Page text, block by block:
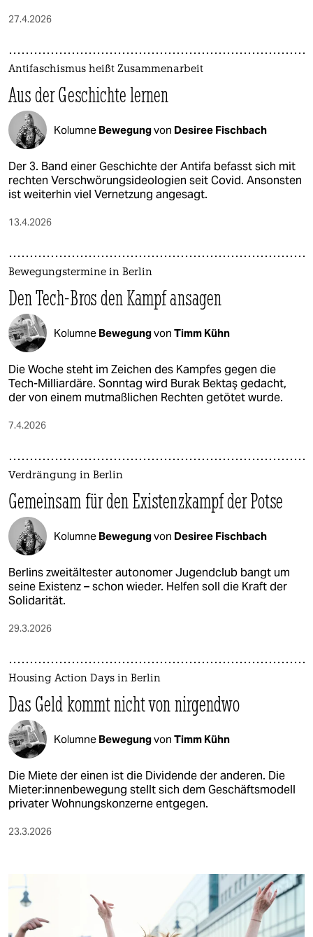
27.4.2026
Antifaschismus heißt Zusammenarbeit
Aus der Geschichte lernen
Kolumne Bewegungvon Desiree Fischbach
Der 3. Band einer Geschichte der Antifa befasst sich mit
rechten Verschwörungsideologien seit Covid. Ansonsten
ist weiterhin viel Vernetzung angesagt.
13.4.2026
Bewegungstermine in Berlin
Den Tech-Bros den Kampf ansagen
Kolumne Bewegungvon Timm Kühn
Die Woche steht im Zeichen des Kampfes gegen die
Tech-Milliardäre. Sonntag wird Burak Bektaş gedacht,
der von einem mutmaßlichen Rechten getötet wurde.
7.4.2026
Verdrängung in Berlin
Gemeinsam für den Existenzkampf der Potse
Kolumne Bewegungvon Desiree Fischbach
Berlins zweitältester autonomer Jugendclub bangt um
seine Existenz – schon wieder. Helfen soll die Kraft der
Solidarität.
29.3.2026
Housing Action Days in Berlin
Das Geld kommt nicht von nirgendwo
Kolumne Bewegungvon Timm Kühn
Die Miete der einen ist die Dividende der anderen. Die
Mie­te­r:in­nen­be­we­gung stellt sich dem Geschäftsmodell
privater Wohnungskonzerne entgegen.
23.3.2026